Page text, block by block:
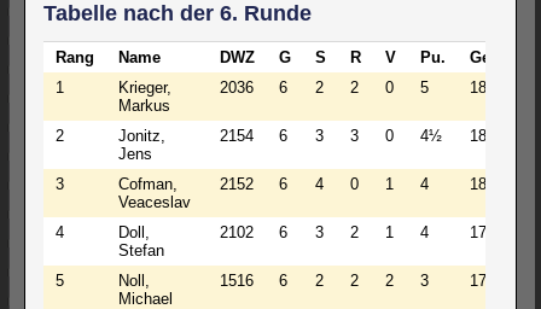
Tabelle nach der 6. Runde
Rang Name DWZ G S R V Pu.
GegW.
1
Krieger,
Markus
2036 6 2 2 0 5 1880
2
Jonitz,
Jens
2154 6 3 3 0 4½ 1895
3
Cofman,
Veaceslav
2152 6 4 0 1 4 1861
4
Doll,
Stefan
2102 6 3 2 1 4 1779
5
Noll,
Michael
1516 6 2 2 2 3 1758